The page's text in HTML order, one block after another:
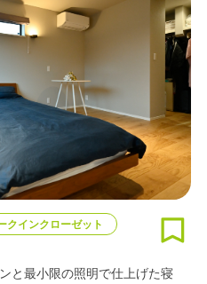
クインクローゼット
と最小限の照明で仕上げた寝